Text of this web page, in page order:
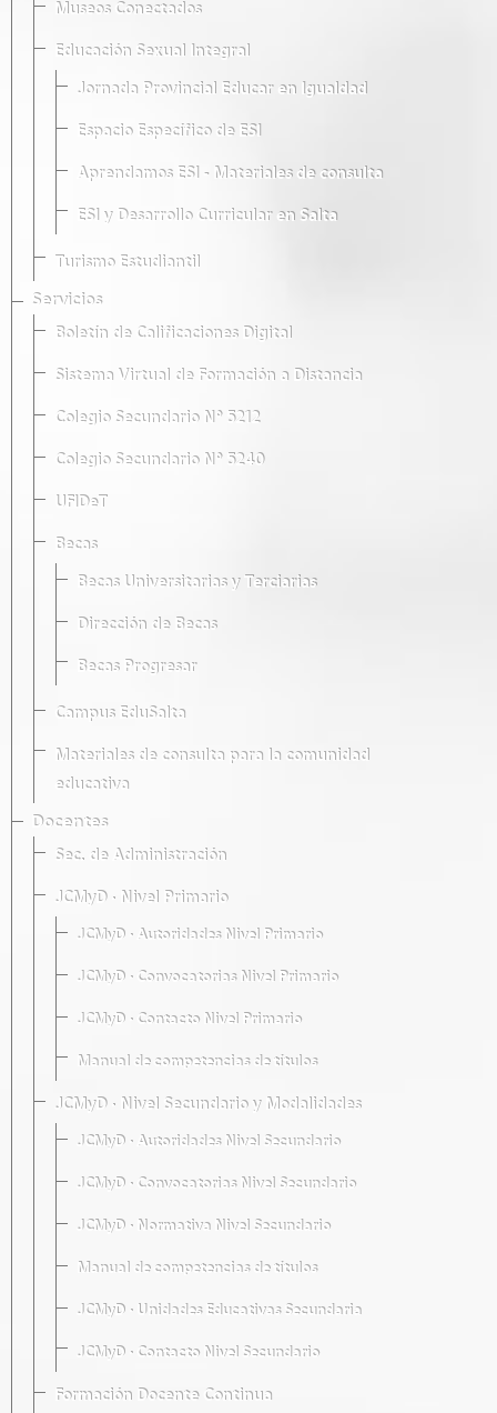
Museos Conectados
Educación Sexual Integral
Jornada Provincial Educar en Igualdad
Espacio Específico de ESI
Aprendamos ESI - Materiales de consulta
ESI y Desarrollo Curricular en Salta
Turismo Estudiantil
Servicios
Boletín de Calificaciones Digital
Sistema Virtual de Formación a Distancia
Colegio Secundario Nº 5212
Colegio Secundario Nº 5240
UFIDeT
Becas
Becas Universitarias y Terciarias
Dirección de Becas
Becas Progresar
Campus EduSalta
Materiales de consulta para la comunidad
educativa
Docentes
Sec. de Administración
JCMyD · Nivel Primario
JCMyD · Autoridades Nivel Primario
JCMyD · Convocatorias Nivel Primario
JCMyD · Contacto Nivel Primario
Manual de competencias de títulos
JCMyD · Nivel Secundario y Modalidades
JCMyD · Autoridades Nivel Secundario
JCMyD · Convocatorias Nivel Secundario
JCMyD · Normativa Nivel Secundario
Manual de competencias de títulos
JCMyD · Unidades Educativas Secundaria
JCMyD · Contacto Nivel Secundario
Formación Docente Continua